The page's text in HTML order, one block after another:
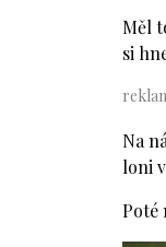
Měl
si
Na
loni
Poté